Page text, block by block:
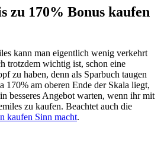
zu 170% Bonus kaufen
kann man eigentlich wenig verkehrt
trotzdem wichtig ist, schon eine
zu haben, denn als Sparbuch taugen
170% am oberen Ende der Skala liegt,
besseres Angebot warten, wenn ihr mit
zu kaufen. Beachtet auch die
kaufen Sinn macht.